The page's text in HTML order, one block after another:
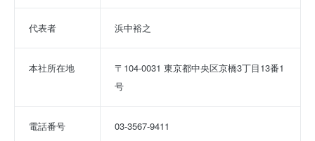
代表者 浜中裕之
本社所在地
〒104-0031 東京都中央区京橋3丁目13番1
号
電話番号 03-3567-9411